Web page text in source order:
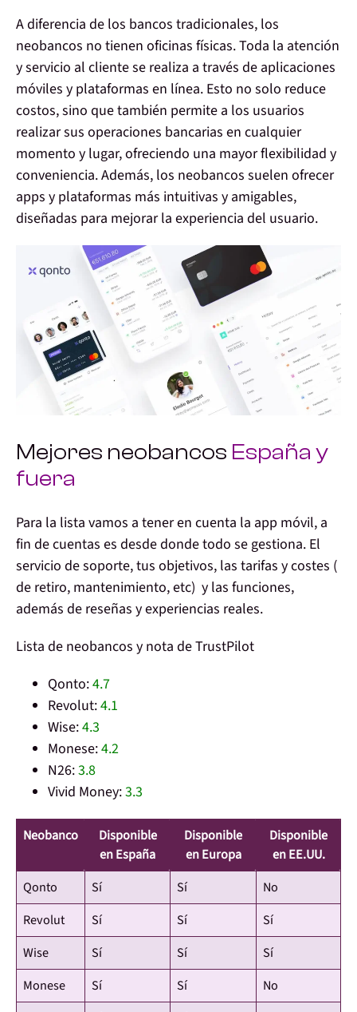
A diferencia de los bancos tradicionales, los
neobancos no tienen oficinas físicas. Toda la atención
y servicio al cliente se realiza a través de aplicaciones
móviles y plataformas en línea. Esto no solo reduce
costos, sino que también permite a los usuarios
realizar sus operaciones bancarias en cualquier
momento y lugar, ofreciendo una mayor flexibilidad y
conveniencia. Además, los neobancos suelen ofrecer
apps y plataformas más intuitivas y amigables,
diseñadas para mejorar la experiencia del usuario.
Mejores neobancos España y
fuera
Para la lista vamos a tener en cuenta la app móvil, a
fin de cuentas es desde donde todo se gestiona. El
servicio de soporte, tus objetivos, las tarifas y costes (
de retiro, mantenimiento, etc) y las funciones,
además de reseñas y experiencias reales.
Lista de neobancos y nota de TrustPilot
Qonto:4.7
Revolut:4.1
Wise:4.3
Monese:4.2
N26:3.8
Vivid Money:3.3
Neobanco
Disponible
en España
Disponible
en Europa
Disponible
en EE.UU.
Qonto
Sí Sí
No
Revolut
Sí Sí
Sí
Wise
Sí Sí
Sí
Monese
Sí Sí
No